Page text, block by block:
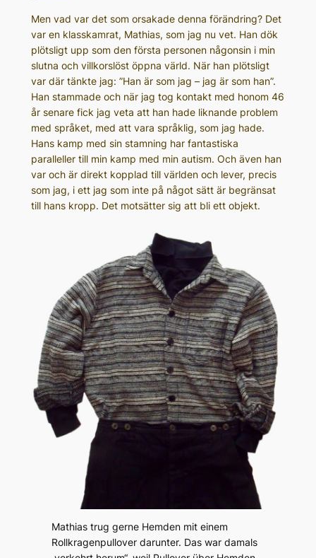
Men vad var det som orsakade denna förändring? Det
var en klasskamrat, Mathias, som jag nu vet. Han dök
plötsligt upp som den första personen någonsin i min
slutna och villkorslöst öppna värld. När han plötsligt
var där tänkte jag: ”Han är som jag – jag är som han”.
Han stammade och när jag tog kontakt med honom 46
år senare fick jag veta att han hade liknande problem
med språket, med att vara språklig, som jag hade.
Hans kamp med sin stamning har fantastiska
paralleller till min kamp med min autism. Och även han
var och är direkt kopplad till världen och lever, precis
som jag, i ett jag som inte på något sätt är begränsat
till hans kropp. Det motsätter sig att bli ett objekt.
Mathias trug gerne Hemden mit einem
Rollkragenpullover darunter. Das war damals